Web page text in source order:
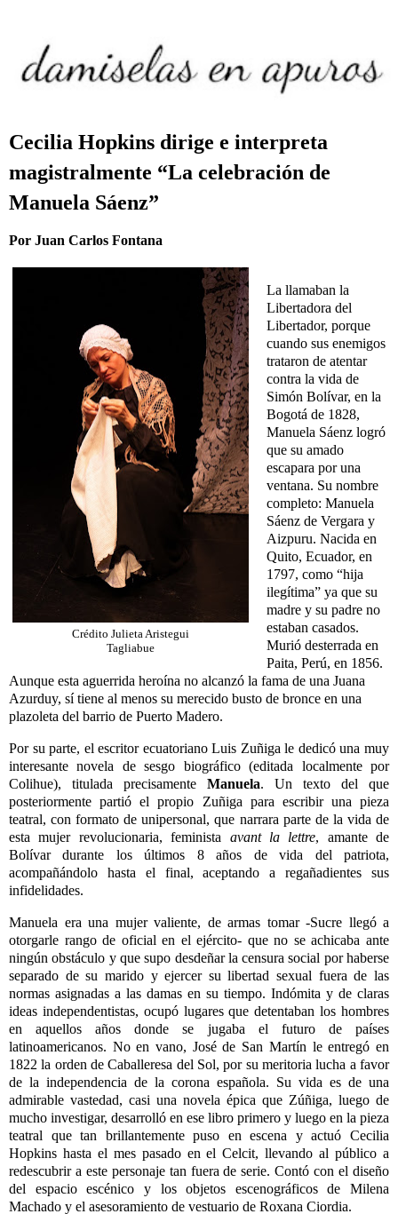
Cecilia Hopkins dirige e interpreta
magistralmente “La celebración de
Manuela Sáenz”
Por Juan Carlos Fontana
Crédito Julieta Aristegui
Tagliabue
La llamaban la
Libertadora del
Libertador, porque
cuando sus enemigos
trataron de atentar
contra la vida de
Simón Bolívar, en la
Bogotá de 1828,
Manuela Sáenz logró
que su amado
escapara por una
ventana. Su nombre
completo: Manuela
Sáenz de Vergara y
Aizpuru. Nacida en
Quito, Ecuador, en
1797, como “hija
ilegítima” ya que su
madre y su padre no
estaban casados.
Murió desterrada en
Paita, Perú, en 1856.
Aunque esta aguerrida heroína no alcanzó la fama de una Juana
Azurduy, sí tiene al menos su merecido busto de bronce en una
plazoleta del barrio de Puerto Madero.
Por su parte, el escritor ecuatoriano Luis Zuñiga le dedicó una muy
interesante novela de sesgo biográfico (editada localmente por
Colihue), titulada precisamente Manuela. Un texto del que
posteriormente partió el propio Zuñiga para escribir una pieza
teatral, con formato de unipersonal, que narrara parte de la vida de
esta mujer revolucionaria, feminista avant la lettre, amante de
Bolívar durante los últimos 8 años de vida del patriota,
acompañándolo hasta el final, aceptando a regañadientes sus
infidelidades.
Manuela era una mujer valiente, de armas tomar -Sucre llegó a
otorgarle rango de oficial en el ejército- que no se achicaba ante
ningún obstáculo y que supo desdeñar la censura social por haberse
separado de su marido y ejercer su libertad sexual fuera de las
normas asignadas a las damas en su tiempo. Indómita y de claras
ideas independentistas, ocupó lugares que detentaban los hombres
en aquellos años donde se jugaba el futuro de países
latinoamericanos. No en vano, José de San Martín le entregó en
1822 la orden de Caballeresa del Sol, por su meritoria lucha a favor
de la independencia de la corona española. Su vida es de una
admirable vastedad, casi una novela épica que Zúñiga, luego de
mucho investigar, desarrolló en ese libro primero y luego en la pieza
teatral que tan brillantemente puso en escena y actuó Cecilia
Hopkins hasta el mes pasado en el Celcit, llevando al público a
redescubrir a este personaje tan fuera de serie. Contó con el diseño
del espacio escénico y los objetos escenográficos de Milena
Machado y el asesoramiento de vestuario de Roxana Ciordia.